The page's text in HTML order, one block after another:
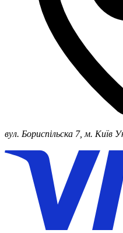
вул. Бориспільска 7, м. Київ